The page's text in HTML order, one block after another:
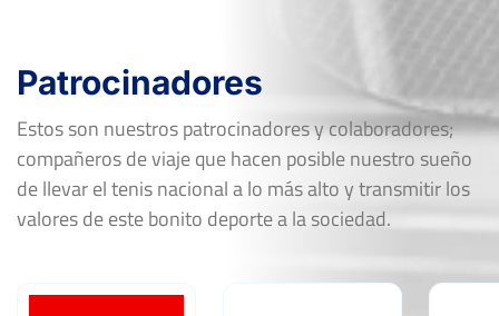
Patrocinadores
Estos son nuestros patrocinadores y colaboradores;
compañeros de viaje que hacen posible nuestro sueño
de llevar el tenis nacional a lo más alto y transmitir los
valores de este bonito deporte a la sociedad.